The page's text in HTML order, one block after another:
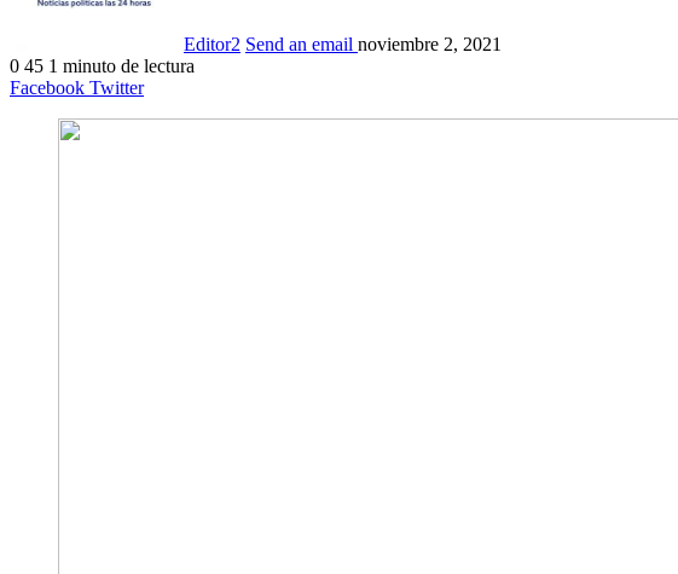
Editor2 Send an email noviembre 2, 2021
0 45 1 minuto de lectura
Facebook Twitter